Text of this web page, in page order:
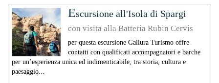
Escursione all'Isola di Spargi
con visita alla Batteria Rubin Cervis
per questa escursione Gallura Turismo offre
contatti con qualificati accompagnatori e barche
per un’esperienza unica ed indimenticabile, tra storia, cultura e
paesaggio...